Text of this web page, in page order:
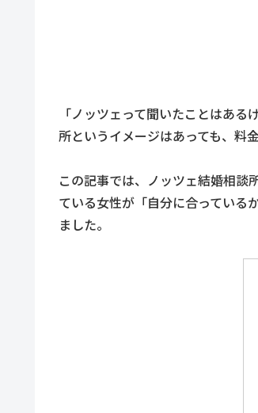
「ノッツェって聞いたことはあ
所というイメージはあっても、料
この記事では、ノッツェ結婚相談
ている女性が「自分に合っている
ました。